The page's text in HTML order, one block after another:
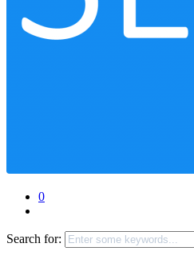
0
Search for: